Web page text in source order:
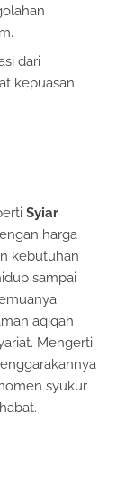
dari
kepuasan
Syiar
harga
kebutuhan
sampai
aqiqah
Mengerti
syukur